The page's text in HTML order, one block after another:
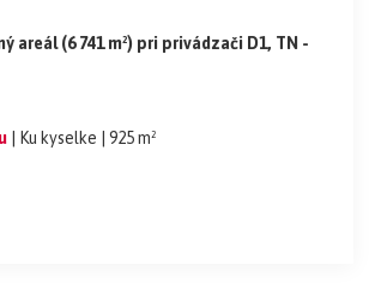
areál (6 741 m²) pri privádzači D1, TN -
| Ku kyselke | 925 m²